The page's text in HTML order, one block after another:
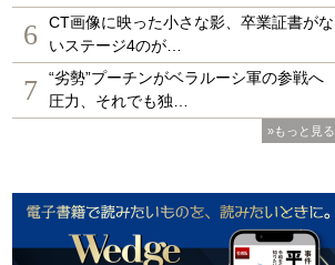
6
CT画像に映った小さな影、卒業証書がな
いステージ4のが…
7
“劣勢”プーチンがベラルーシ軍の参戦へ
圧力、それでも独…
»もっと見る